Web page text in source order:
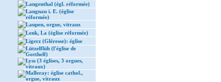
Langenthal (égl. réformée)
Langnau i. E. (église
réformée)
Laupen, orgue, vitraux
Lenk, La (église réformée)
Ligerz (Gléresse): église
Lützelflüh (l'église de
Gotthelf)
Lyss (3 églises, 3 orgues,
vitraux)
Malleray: église cathol.,
orgue, vitraux